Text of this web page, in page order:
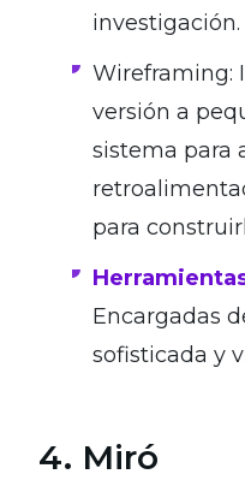
investigación.
Wireframing:
versión a
sistema para
para
Encargadas
sofisticada y
4. Miró